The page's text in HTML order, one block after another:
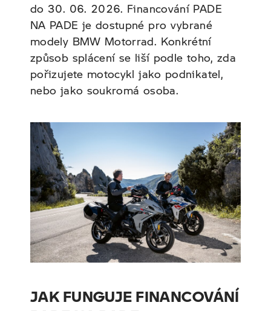
Motopůjčovna
Motokalendář
do 30. 06. 2026. Financování PADE
NA PADE je dostupné pro vybrané
modely BMW Motorrad. Konkrétní
způsob splácení se liší podle toho, zda
pořizujete motocykl jako podnikatel,
nebo jako soukromá osoba.
JAK FUNGUJE FINANCOVÁNÍ